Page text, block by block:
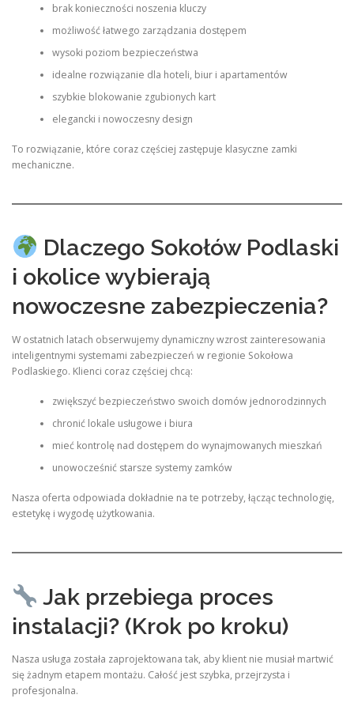
brak konieczności noszenia kluczy
możliwość łatwego zarządzania dostępem
wysoki poziom bezpieczeństwa
idealne rozwiązanie dla hoteli, biur i apartamentów
szybkie blokowanie zgubionych kart
elegancki i nowoczesny design
To rozwiązanie, które coraz częściej zastępuje klasyczne zamki
mechaniczne.
Dlaczego Sokołów Podlaski
i okolice wybierają
nowoczesne zabezpieczenia?
W ostatnich latach obserwujemy dynamiczny wzrost zainteresowania
inteligentnymi systemami zabezpieczeń w regionie Sokołowa
Podlaskiego. Klienci coraz częściej chcą:
zwiększyć bezpieczeństwo swoich domów jednorodzinnych
chronić lokale usługowe i biura
mieć kontrolę nad dostępem do wynajmowanych mieszkań
unowocześnić starsze systemy zamków
Nasza oferta odpowiada dokładnie na te potrzeby, łącząc technologię,
estetykę i wygodę użytkowania.
Jak przebiega proces
instalacji? (Krok po kroku)
Nasza usługa została zaprojektowana tak, aby klient nie musiał martwić
się żadnym etapem montażu. Całość jest szybka, przejrzysta i
profesjonalna.